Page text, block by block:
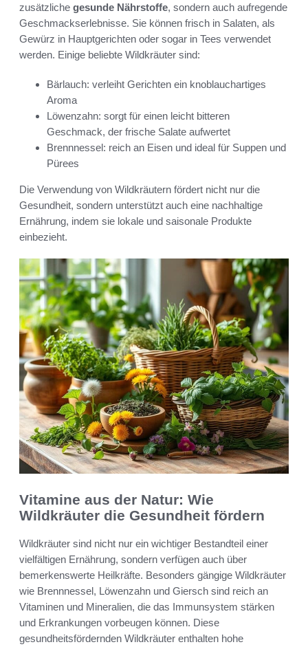
zusätzliche gesunde Nährstoffe, sondern auch aufregende
Geschmackserlebnisse. Sie können frisch in Salaten, als
Gewürz in Hauptgerichten oder sogar in Tees verwendet
werden. Einige beliebte Wildkräuter sind:
Bärlauch: verleiht Gerichten ein knoblauchartiges
Aroma
Löwenzahn: sorgt für einen leicht bitteren
Geschmack, der frische Salate aufwertet
Brennnessel: reich an Eisen und ideal für Suppen und
Pürees
Die Verwendung von Wildkräutern fördert nicht nur die
Gesundheit, sondern unterstützt auch eine nachhaltige
Ernährung, indem sie lokale und saisonale Produkte
einbezieht.
Vitamine aus der Natur: Wie
Wildkräuter die Gesundheit fördern
Wildkräuter sind nicht nur ein wichtiger Bestandteil einer
vielfältigen Ernährung, sondern verfügen auch über
bemerkenswerte Heilkräfte. Besonders gängige Wildkräuter
wie Brennnessel, Löwenzahn und Giersch sind reich an
Vitaminen und Mineralien, die das Immunsystem stärken
und Erkrankungen vorbeugen können. Diese
gesundheitsfördernden Wildkräuter enthalten hohe